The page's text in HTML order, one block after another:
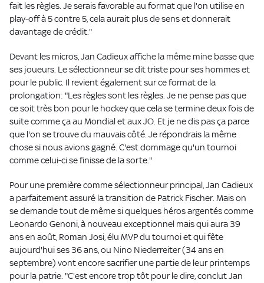
fait les règles. Je serais favorable au format que l'on utilise en
play-off à 5 contre 5, cela aurait plus de sens et donnerait
davantage de crédit."
Devant les micros, Jan Cadieux affiche la même mine basse que
ses joueurs. Le sélectionneur se dit triste pour ses hommes et
pour le public. Il revient également sur ce format de la
prolongation: "Les règles sont les règles. Je ne pense pas que
ce soit très bon pour le hockey que cela se termine deux fois de
suite comme ça au Mondial et aux JO. Et je ne dis pas ça parce
que l'on se trouve du mauvais côté. Je répondrais la même
chose si nous avions gagné. C'est dommage qu'un tournoi
comme celui-ci se finisse de la sorte."
Pour une première comme sélectionneur principal, Jan Cadieux
a parfaitement assuré la transition de Patrick Fischer. Mais on
se demande tout de même si quelques héros argentés comme
Leonardo Genoni, à nouveau exceptionnel mais qui aura 39
ans en août, Roman Josi, élu MVP du tournoi et qui fête
aujourd'hui ses 36 ans, ou Nino Niederreiter (34 ans en
septembre) vont encore sacrifier une partie de leur printemps
pour la patrie. "C'est encore trop tôt pour le dire, conclut Jan